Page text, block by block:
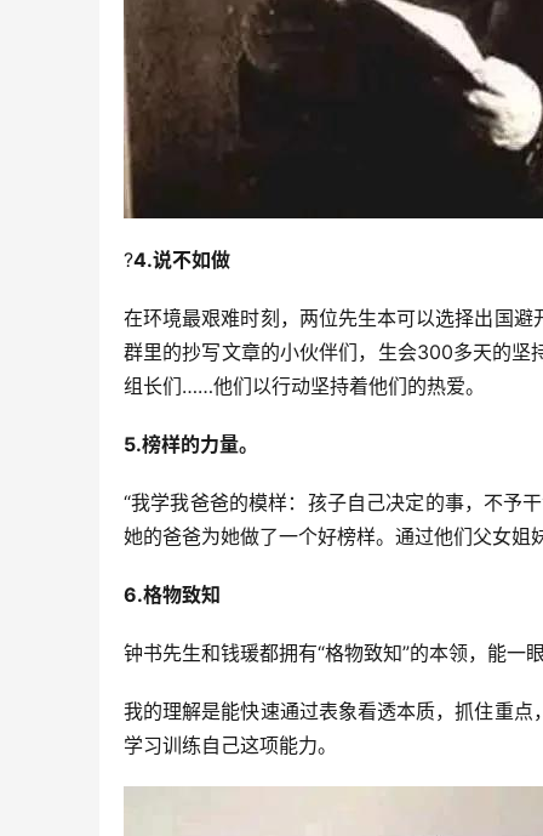
?4.说不如做
在环境最艰难时刻，两位先生本可以选择出国
群里的抄写文章的小伙伴们，生会300多天的坚
组长们……他们以行动坚持着他们的热爱。
5.榜样的力量。
“我学我爸爸的模样：孩子自己决定的事，不予
她的爸爸为她做了一个好榜样。通过他们父女
6.格物致知
钟书先生和钱瑗都拥有“格物致知”的本领，能
我的理解是能快速通过表象看透本质，抓住重
学习训练自己这项能力。